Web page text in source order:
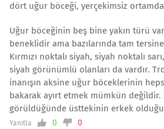
dört uğur böceği, yerçekimsiz
Uğur böceğinin beş bine yakın türü
beneklidir ama bazılarında tam
Kırmızı noktalı siyah, siyah noktalı
siyah görünümlü olanları da vardır.
inanışın aksine uğur böceklerinin
bakarak ayırt etmek mümkün
görüldüğünde üsttekinin erkek
Yanıtla 0 0